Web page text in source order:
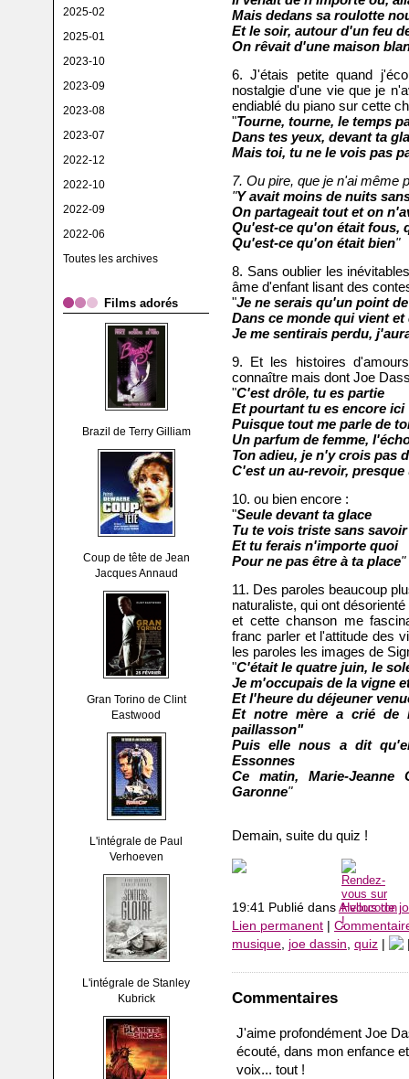
2025-02
2025-01
2023-10
2023-09
2023-08
2023-07
2022-12
2022-10
2022-09
2022-06
Toutes les archives
Films adorés
Brazil de Terry Gilliam
Coup de tête de Jean
Jacques Annaud
Gran Torino de Clint
Eastwood
L'intégrale de Paul
Verhoeven
L'intégrale de Stanley
Kubrick
Mais dedans sa roulotte
Et le soir, autour d'un feu
On rêvait d'une maison
6. J'étais petite quand
nostalgie d'une vie que je
endiablé du piano sur cette
"Tourne, tourne, le temps
Dans tes yeux, devant ta
Mais toi, tu ne le vois pas
7. Ou pire, que je n'ai même
"Y avait moins de nuits
On partageait tout et on
Qu'est-ce qu'on était fous,
Qu'est-ce qu'on était bien"
8. Sans oublier les
âme d'enfant lisant des
"Je ne serais qu'un point
Dans ce monde qui vient et
Je me sentirais perdu,
9. Et les histoires
connaître mais dont Joe
"C'est drôle, tu es partie
Et pourtant tu es encore ici
Puisque tout me parle de
Un parfum de femme,
Ton adieu, je n'y crois pas
C'est un au-revoir,
10. ou bien encore :
"Seule devant ta glace
Tu te vois triste sans
Et tu ferais n'importe quoi
Pour ne pas être à ta place"
11. Des paroles beaucoup
naturaliste, qui ont
et cette chanson me
franc parler et l'attitude des
les paroles les images de
"C'était le quatre juin, le
Je m'occupais de la vigne
Et l'heure du déjeuner
Et notre mère a crié de
paillasson"
Puis elle nous a dit
Essonnes
Ce matin, Marie-
Garonne"
Demain, suite du quiz !
19:41 Publié dans A vous de
Lien permanent
musique, joe dassin, quiz
Commentaires
J'aime profondément Joe
écouté, dans mon enfance
voix... tout !